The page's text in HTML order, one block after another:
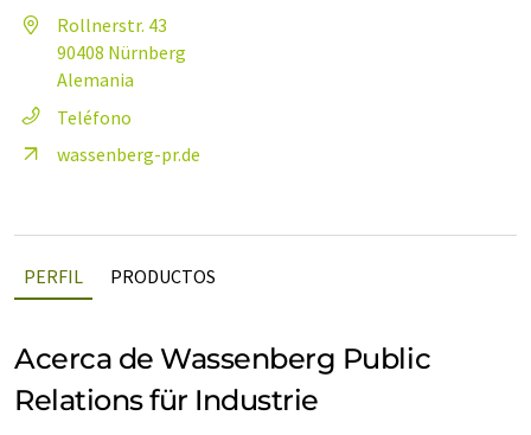
Rollnerstr. 43
90408 Nürnberg
Alemania
Teléfono
wassenberg-pr.de
PERFIL PRODUCTOS
Acerca de Wassenberg Public
Relations für Industrie